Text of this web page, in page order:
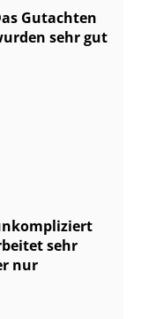
Gutachten
sehr gut
sehr
nur